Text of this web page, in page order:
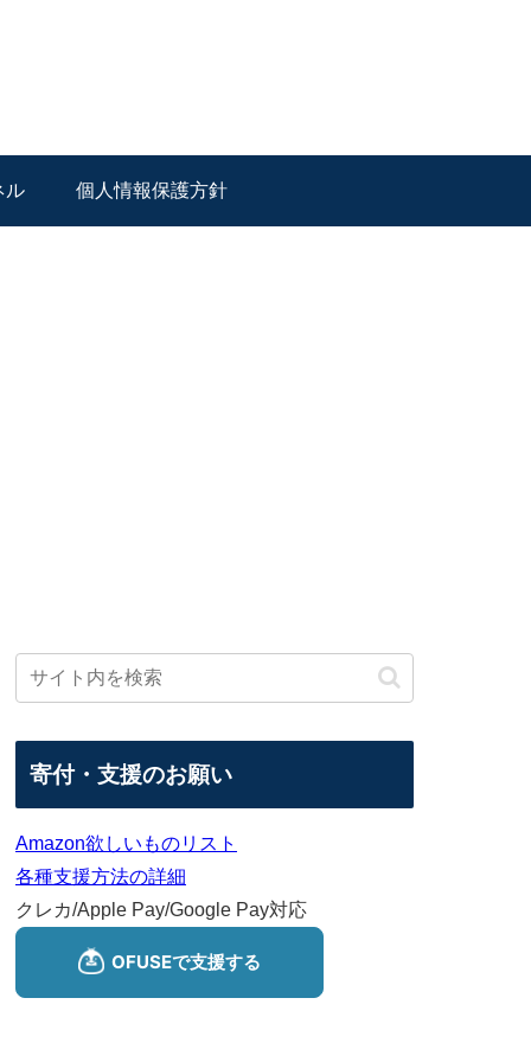
ル 個人情報保護方針
寄付・支援のお願い
Amazon欲しいものリスト
各種支援方法の詳細
クレカ/Apple Pay/Google Pay対応